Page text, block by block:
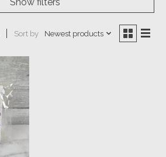
Sort by Newest products